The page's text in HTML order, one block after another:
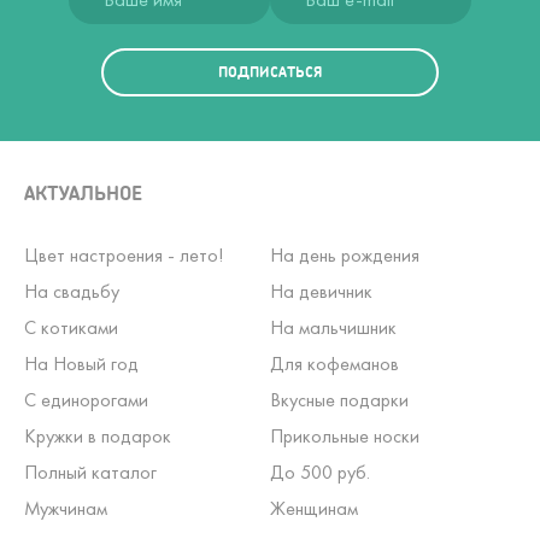
ПОДПИСАТЬСЯ
АКТУАЛЬНОЕ
Цвет настроения - лето!
На день рождения
На свадьбу
На девичник
С котиками
На мальчишник
На Новый год
Для кофеманов
С единорогами
Вкусные подарки
Кружки в подарок
Прикольные носки
Полный каталог
До 500 руб.
Мужчинам
Женщинам